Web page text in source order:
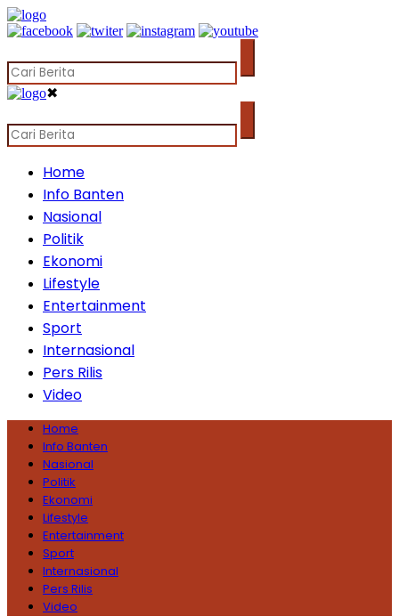
✖
Home
Info Banten
Nasional
Politik
Ekonomi
Lifestyle
Entertainment
Sport
Internasional
Pers Rilis
Video
Home
Info Banten
Nasional
Politik
Ekonomi
Lifestyle
Entertainment
Sport
Internasional
Pers Rilis
Video